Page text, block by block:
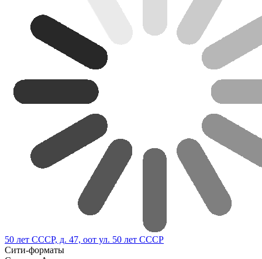
50 лет СССР, д. 47, оот ул. 50 лет СССР
Сити-форматы